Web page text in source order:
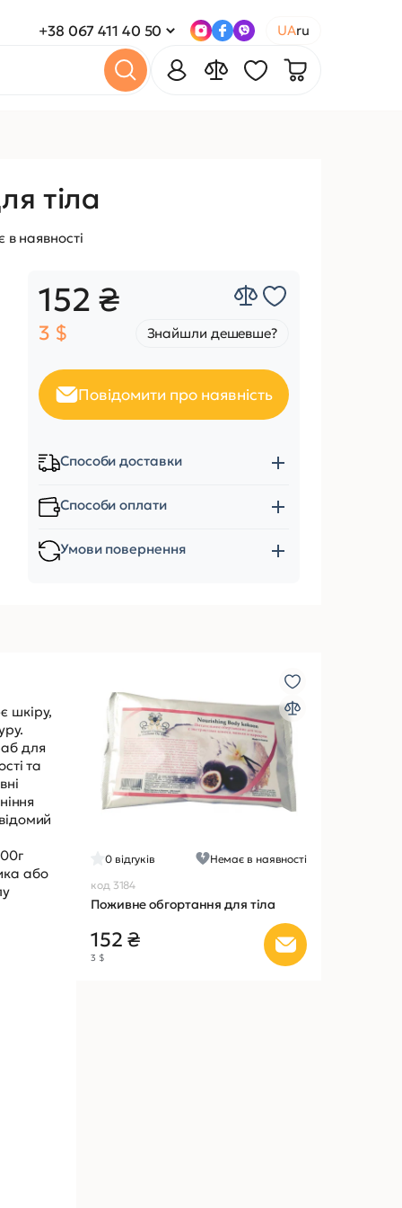
+38 067 411 40 50 UAru
тіла
в наявності
152 ₴
3 $ Знайшли дешевше?
Повідомити про наявність
Способи доставки
Способи оплати
Умови повернення
шкіру,
для
та
або
0 відгуків
Немає в наявності
код 3184
Поживне обгортання для тіла
152 ₴
3 $